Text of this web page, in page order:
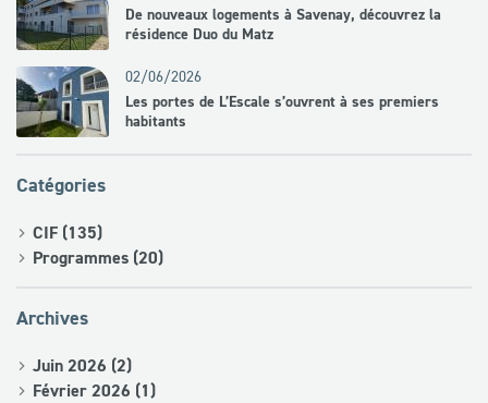
De nouveaux logements à Savenay, découvrez la
résidence Duo du Matz
02/06/2026
Les portes de L’Escale s’ouvrent à ses premiers
habitants
Catégories
CIF (135)
Programmes (20)
Archives
Juin 2026 (2)
Février 2026 (1)